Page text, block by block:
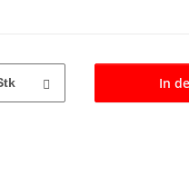
In